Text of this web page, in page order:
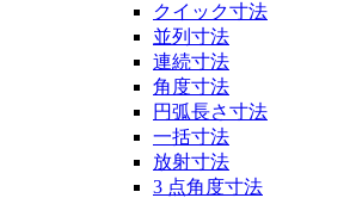
クイック寸法
並列寸法
連続寸法
角度寸法
円弧長さ寸法
一括寸法
放射寸法
3 点角度寸法